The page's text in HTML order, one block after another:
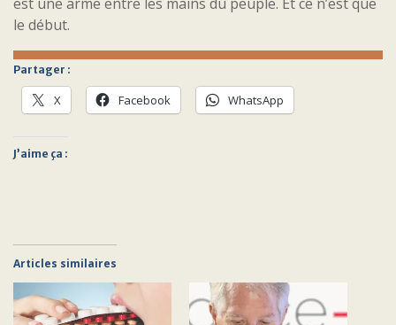
est une arme entre les mains du peuple. Et ce n’est que
le début.
Partager :
X Facebook WhatsApp
J’aime ça :
Articles similaires